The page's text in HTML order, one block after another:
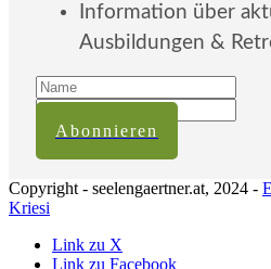
Information über
Ausbildungen &
Abonnieren
Copyright - seelengaertner.at, 2024 -
Kriesi
Link zu X
Link zu Facebook